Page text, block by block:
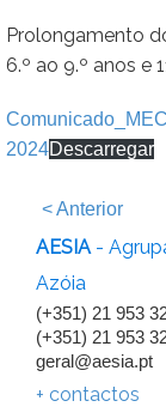
Prolongamento
6.º ao 9.º anos e
2024Descarregar
<Anterior
AESIA-
Azóia
(+351) 21 953
(+351) 21 953
geral@aesia.pt
+ contactos